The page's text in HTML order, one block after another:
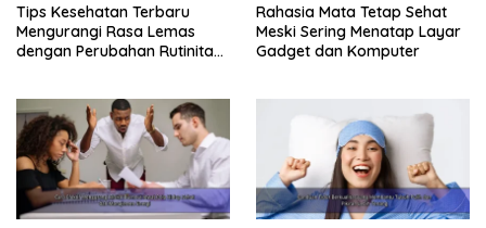
Tips Kesehatan Terbaru
Mengurangi Rasa Lemas
dengan Perubahan Rutinitas
Rahasia Mata Tetap Sehat
Meski Sering Menatap Layar
Gadget dan Komputer